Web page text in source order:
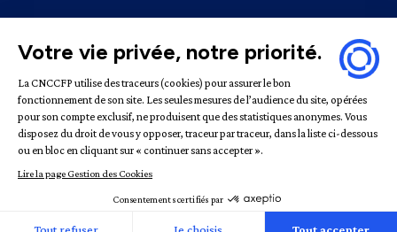
Bir-Hakeim Champ de Mars
Mentions légales Politique de confidentialité
Gestion des
cookies